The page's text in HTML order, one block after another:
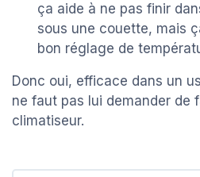
ça aide à ne pas finir
sous une couette, mais
bon réglage de
Donc oui, efficace dans un
ne faut pas lui demander de
climatiseur.